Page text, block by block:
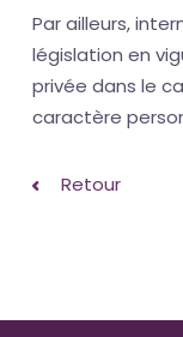
Par ailleurs,
législation en
privée dans le
caractère
Retour